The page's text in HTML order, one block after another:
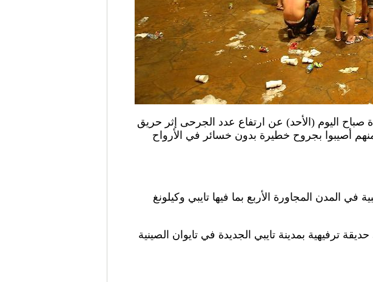
الجديدة صباح اليوم (الأحد) عن ارتفاع عدد الجرحى إثر حريق
مائية ترفيهية في منطقة تايوان الصينية إلى 516، مضيفًا أن 194 منهم أصيبوا بجروح خطيرة بدون خسائر في الأرواح
المدن المجاورة الأربع بما فيها تايبي وكيلونغ
ترفيهية بمدينة تايبي الجديدة في تايوان الصينية